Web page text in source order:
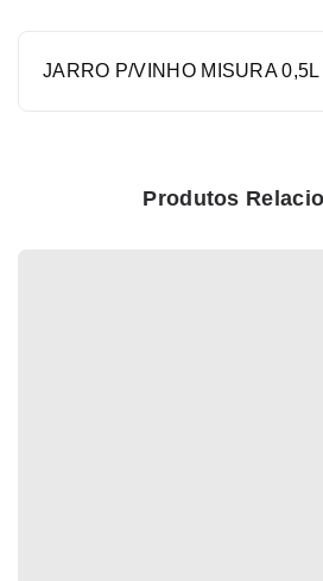
JARRO P/VINHO MISURA 0,5L
Produtos